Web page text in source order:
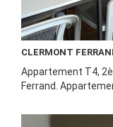
CLERMONT
Appartement T4,
Ferrand.